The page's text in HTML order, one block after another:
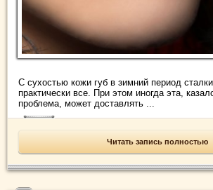
С сухостью кожи губ в зимний период
практически все. При этом иногда эта,
проблема, может доставлять ...
Читать запись полностью